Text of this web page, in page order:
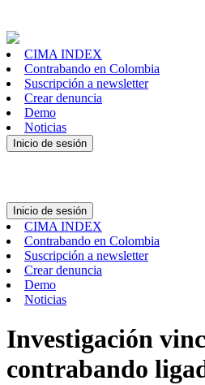
CIMA INDEX
Contrabando en Colombia
Suscripción a newsletter
Crear denuncia
Demo
Noticias
Inicio de sesión
Inicio de sesión
CIMA INDEX
Contrabando en Colombia
Suscripción a newsletter
Crear denuncia
Demo
Noticias
Investigación
contrabando